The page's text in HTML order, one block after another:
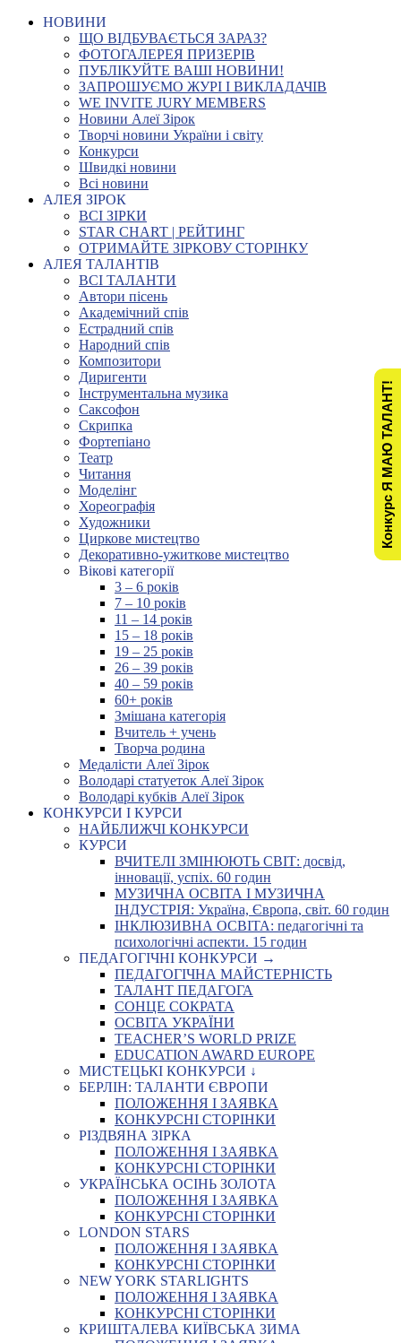
НОВИНИ
ЩО ВІДБУВАЄТЬСЯ ЗАРАЗ?
ФОТОГАЛЕРЕЯ ПРИЗЕРІВ
ПУБЛІКУЙТЕ ВАШІ НОВИНИ!
ЗАПРОШУЄМО ЖУРІ І ВИКЛАДАЧІВ
WE INVITE JURY MEMBERS
Новини Алеї Зірок
Творчі новини України і світу
Конкурси
Швидкі новини
Всі новини
АЛЕЯ ЗІРОК
ВСІ ЗІРКИ
STAR CHART | РЕЙТИНГ
ОТРИМАЙТЕ ЗІРКОВУ СТОРІНКУ
АЛЕЯ ТАЛАНТІВ
ВСІ ТАЛАНТИ
Автори пісень
Академічний спів
Естрадний спів
Народний спів
Композитори
Диригенти
Інструментальна музика
Саксофон
Скрипка
Фортепіано
Театр
Читання
Моделінг
Хореографія
Художники
Циркове мистецтво
Декоративно-ужиткове мистецтво
Вікові категорії
3 – 6 років
7 – 10 років
11 – 14 років
15 – 18 років
19 – 25 років
26 – 39 років
40 – 59 років
60+ років
Змішана категорія
Вчитель + учень
Творча родина
Медалісти Алеї Зірок
Володарі статуеток Алеї Зірок
Володарі кубків Алеї Зірок
КОНКУРСИ І КУРСИ
НАЙБЛИЖЧІ КОНКУРСИ
КУРСИ
ВЧИТЕЛІ ЗМІНЮЮТЬ СВІТ: досвід,
інновації, успіх. 60 годин
МУЗИЧНА ОСВІТА І МУЗИЧНА
ІНДУСТРІЯ: Україна, Європа, світ. 60 годин
ІНКЛЮЗИВНА ОСВІТА: педагогічні та
психологічні аспекти. 15 годин
ПЕДАГОГІЧНІ КОНКУРСИ →
ПЕДАГОГІЧНА МАЙСТЕРНІСТЬ
ТАЛАНТ ПЕДАГОГА
СОНЦЕ СОКРАТА
ОСВІТА УКРАЇНИ
TEACHER’S WORLD PRIZE
EDUCATION AWARD EUROPE
МИСТЕЦЬКІ КОНКУРСИ ↓
БЕРЛІН: ТАЛАНТИ ЄВРОПИ
ПОЛОЖЕННЯ І ЗАЯВКА
КОНКУРСНІ СТОРІНКИ
РІЗДВЯНА ЗІРКА
ПОЛОЖЕННЯ І ЗАЯВКА
КОНКУРСНІ СТОРІНКИ
УКРАЇНСЬКА ОСІНЬ ЗОЛОТА
ПОЛОЖЕННЯ І ЗАЯВКА
КОНКУРСНІ СТОРІНКИ
LONDON STARS
ПОЛОЖЕННЯ І ЗАЯВКА
КОНКУРСНІ СТОРІНКИ
NEW YORK STARLIGHTS
ПОЛОЖЕННЯ І ЗАЯВКА
КОНКУРСНІ СТОРІНКИ
КРИШТАЛЕВА КИЇВСЬКА ЗИМА
Конкурс Я МАЮ ТАЛАНТ!